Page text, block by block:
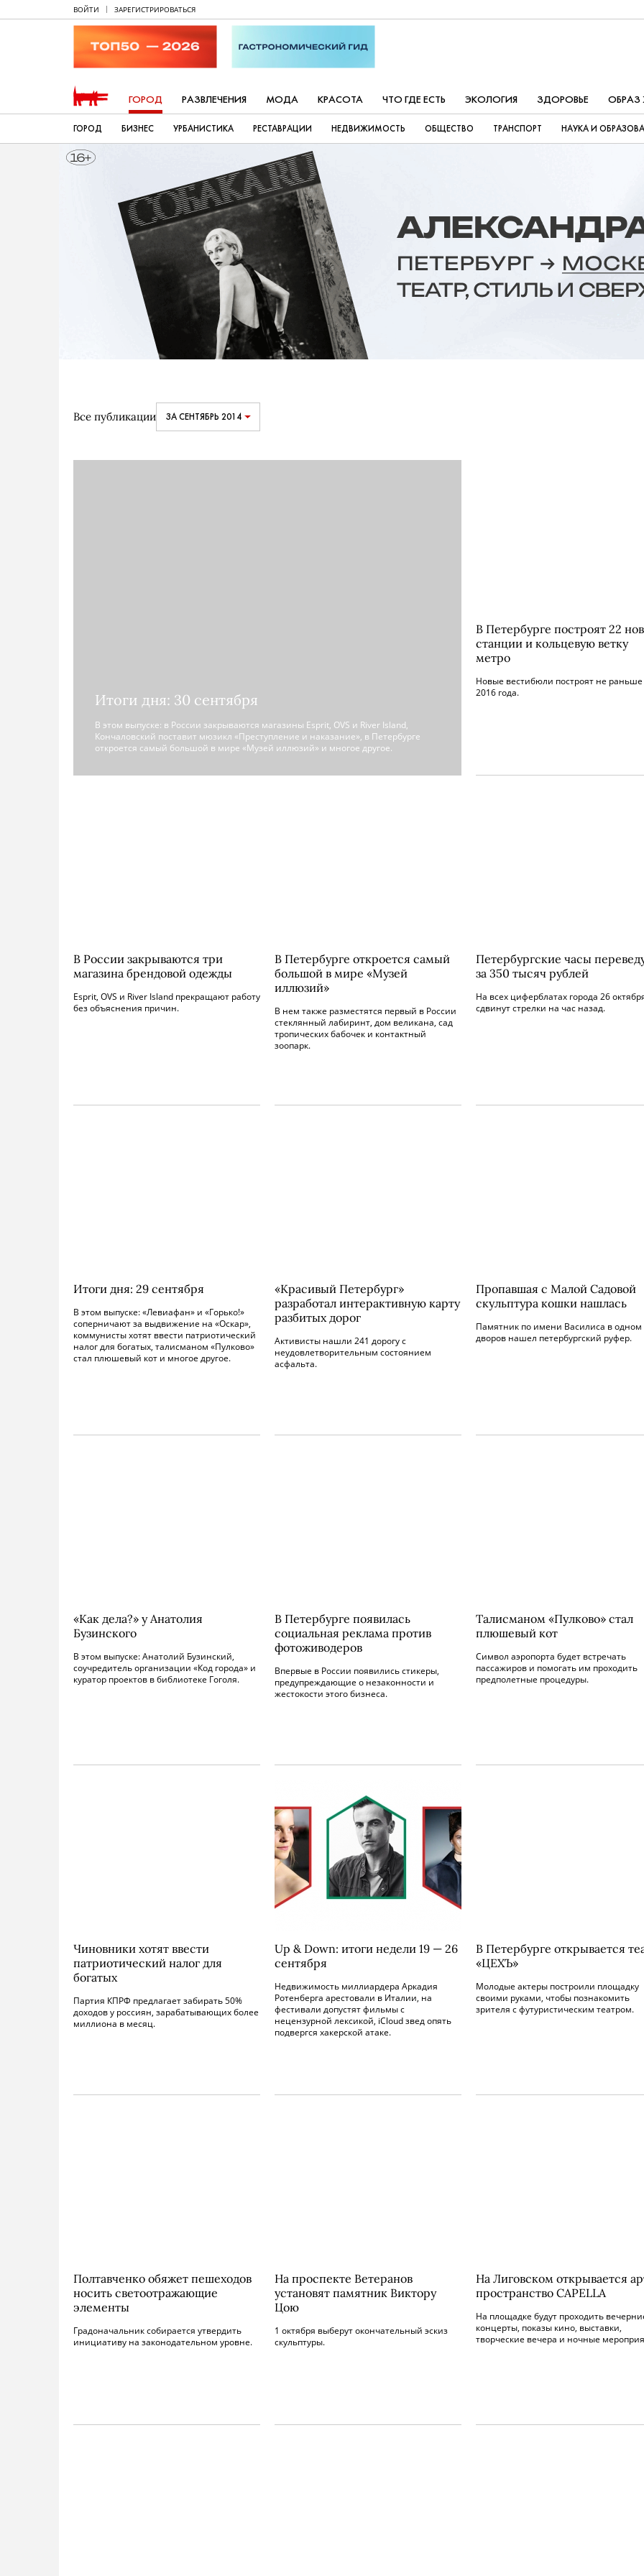
ВОЙТИ ЗАРЕГИСТРИРОВАТЬСЯ
ГОРОД РАЗВЛЕЧЕНИЯ МОДА КРАСОТА ЧТО ГДЕ ЕСТЬ ЭКОЛОГИЯ ЗДОРОВЬЕ
ГОРОД БИЗНЕС УРБАНИСТИКА РЕСТАВРАЦИИ НЕДВИЖИМОСТЬ ОБЩЕСТВО ТРАНСПОРТ НАУКА И
Все публикации ЗА СЕНТЯБРЬ 2014
Итоги дня: 30 сентября
В этом выпуске: в России закрываются магазины Esprit, OVS и River Island,
Кончаловский поставит мюзикл «Преступление и наказание», в Петербурге
откроется самый большой в мире «Музей иллюзий» и многое другое.
В Петербурге построят 22
станции и кольцевую ветку
метро
Новые вестибюли построят не раньше
2016 года.
В России закрываются три
магазина брендовой одежды
Esprit, OVS и River Island прекращают работу
без объяснения причин.
В Петербурге откроется самый
большой в мире «Музей
иллюзий»
В нем также разместятся первый в России
стеклянный лабиринт, дом великана, сад
тропических бабочек и контактный
зоопарк.
Петербургские часы
за 350 тысяч рублей
На всех циферблатах города 26
сдвинут стрелки на час назад.
Итоги дня: 29 сентября
В этом выпуске: «Левиафан» и «Горько!»
соперничают за выдвижение на «Оскар»,
коммунисты хотят ввести патриотический
налог для богатых, талисманом «Пулково»
стал плюшевый кот и многое другое.
«Красивый Петербург»
разработал интерактивную карту
разбитых дорог
Активисты нашли 241 дорогу с
неудовлетворительным состоянием
асфальта.
Пропавшая с Малой Садовой
скульптура кошки нашлась
Памятник по имени Василиса в одном
дворов нашел петербургский руфер.
«Как дела?» у Анатолия
Бузинского
В этом выпуске: Анатолий Бузинский,
соучредитель организации «Код города» и
куратор проектов в библиотеке Гоголя.
В Петербурге появилась
социальная реклама против
фотоживодеров
Впервые в России появились стикеры,
предупреждающие о незаконности и
жестокости этого бизнеса.
Талисманом «Пулково» стал
плюшевый кот
Символ аэропорта будет встречать
пассажиров и помогать им проходить
предполетные процедуры.
Чиновники хотят ввести
патриотический налог для
богатых
Партия КПРФ предлагает забирать 50%
доходов у россиян, зарабатывающих более
миллиона в месяц.
Up & Down: итоги недели 19 — 26
сентября
Недвижимость миллиардера Аркадия
Ротенберга арестовали в Италии, на
фестивали допустят фильмы с
нецензурной лексикой, iCloud звед опять
подвергся хакерской атаке.
В Петербурге открывается
«ЦЕХЪ»
Молодые актеры построили площадку
своими руками, чтобы познакомить
зрителя с футуристическим театром.
Полтавченко обяжет пешеходов
носить светоотражающие
элементы
Градоначальник собирается утвердить
инициативу на законодательном уровне.
На проспекте Ветеранов
установят памятник Виктору
Цою
1 октября выберут окончательный эскиз
скульптуры.
На Лиговском открывается
пространство CAPELLA
На площадке будут проходить
концерты, показы кино, выставки,
творческие вечера и ночные